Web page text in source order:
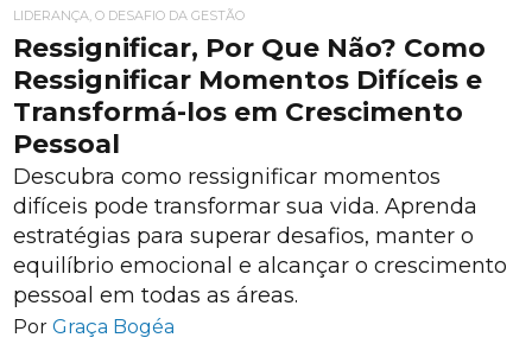
LIDERANÇA, O DESAFIO DA GESTÃO
Ressignificar, Por Que Não? Como
Ressignificar Momentos Difíceis e
Transformá-los em Crescimento
Pessoal
Descubra como ressignificar momentos
difíceis pode transformar sua vida. Aprenda
estratégias para superar desafios, manter o
equilíbrio emocional e alcançar o crescimento
pessoal em todas as áreas.
Por Graça Bogéa